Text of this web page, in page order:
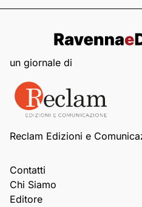
un giornale di
Reclam Edizioni e
Contatti
Chi Siamo
Editore